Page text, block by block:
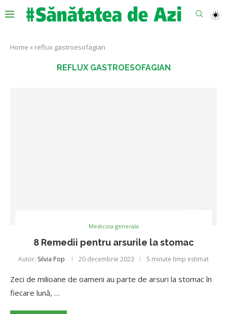
Home » reflux gastroesofagian
REFLUX GASTROESOFAGIAN
Medicina generala
8 Remedii pentru arsurile la stomac
Autor: Silvia Pop 20 decembrie 2023 5 minute timp estimat
Zeci de milioane de oameni au parte de arsuri la stomac în
fiecare lună, …